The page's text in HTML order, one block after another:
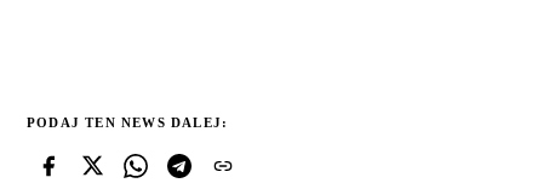
PODAJ TEN NEWS DALEJ: